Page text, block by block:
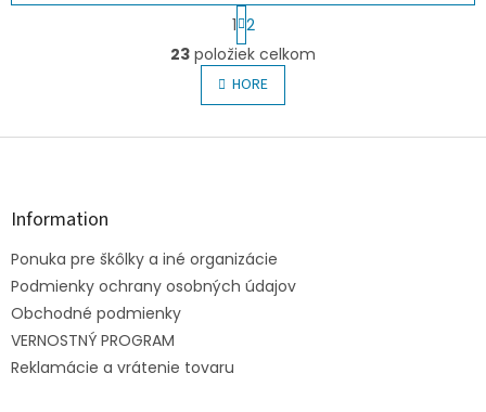
O
v
l
á
r
v
k
S
t
r
á
n
k
v
1 2
23 položiek celkom
HORE
Z
Information
Ponuka pre škôlky a iné organizácie
Podmienky ochrany osobných údajov
Obchodné podmienky
VERNOSTNÝ PROGRAM
Reklamácie a vrátenie tovaru